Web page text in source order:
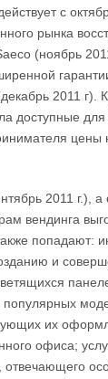
с
рынка
(ноябрь
2011 г).
доступные
цены
2011 г.), а
вендинга
попадают:
и
популярных
их
офиса;
отвечающего